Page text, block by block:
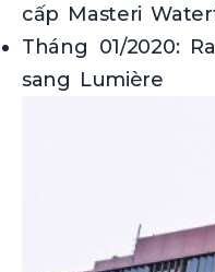
cấp Masteri
Tháng 01/2020:
sang Lumière